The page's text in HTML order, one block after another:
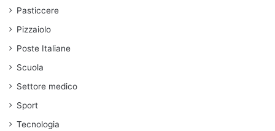
Pasticcere
Pizzaiolo
Poste Italiane
Scuola
Settore medico
Sport
Tecnologia